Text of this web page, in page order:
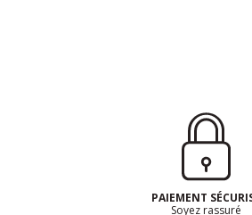
PAIEMENT
Soyez rassuré